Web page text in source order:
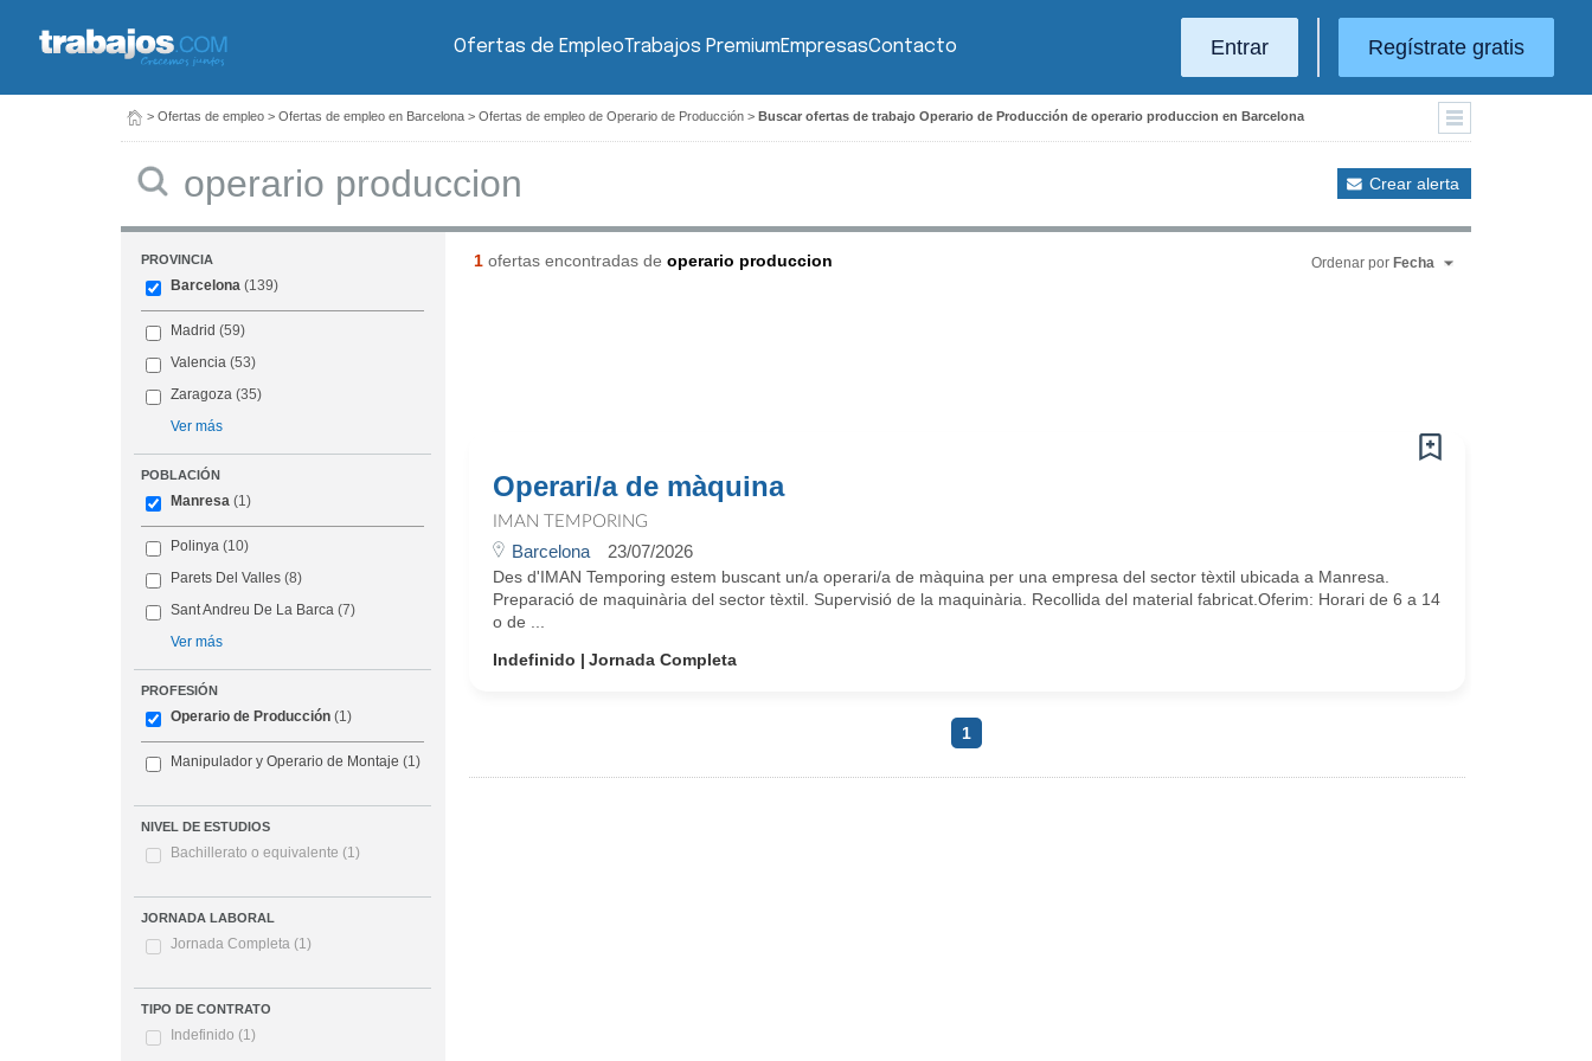
Ofertas de EmpleoTrabajos PremiumEmpresasContacto Entrar Regístrate gratis
> Ofertas de empleo > Ofertas de empleo en Barcelona > Ofertas de empleo de Operario de Producción > Buscar ofertas de trabajo Operario de Producción de operario produccion en Barcelona
Crear alerta
PROVINCIA
Barcelona (139)
Madrid (59)
Valencia (53)
Zaragoza (35)
Ver más
POBLACIÓN
Manresa (1)
Polinya (10)
Parets Del Valles (8)
Sant Andreu De La Barca (7)
Ver más
PROFESIÓN
Operario de Producción (1)
Manipulador y Operario de Montaje (1)
NIVEL DE ESTUDIOS
Bachillerato o equivalente (1)
JORNADA LABORAL
Jornada Completa (1)
TIPO DE CONTRATO
Indefinido (1)
1ofertas encontradas de operario produccion Ordenar por Fecha
Operari/a de màquina
IMAN TEMPORING
Barcelona 23/07/2026
Des d'IMAN Temporing estem buscant un/a operari/a de màquina per una empresa del sector tèxtil ubicada a Manresa.
Preparació de maquinària del sector tèxtil. Supervisió de la maquinària. Recollida del material fabricat.Oferim: Horari de 6 a 14
o de ...
Indefinido
Jornada Completa
1